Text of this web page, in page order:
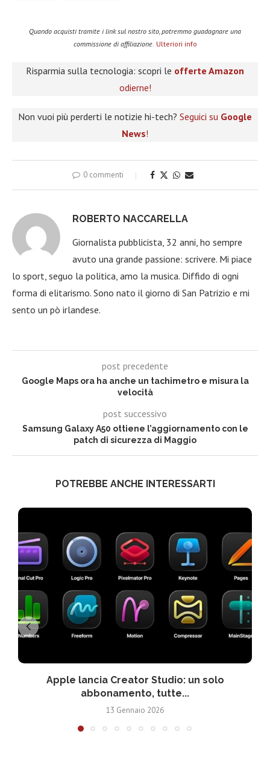
Quando acquisti tramite i link sul nostro sito, potremmo guadagnare una
commissione di affiliazione. Ulteriori info
Risparmia sulla tecnologia: scopri le offerte Amazon
odierne!
Non vuoi più perderti le notizie hi-tech? Seguici su Google
News!
0 commenti
ROBERTO NACCARELLA
Giornalista pubblicista, 32 anni, ho sempre
avuto una grande passione: scrivere. Mi piace
lo sport, seguo la politica, amo la musica. Diffido di ogni
forma di elitarismo. Sono nato il giorno di San Patrizio e mi
sento un pò irlandese.
post precedente
Google Maps ora ha anche un tachimetro e misura la
velocità
post successivo
Samsung Galaxy A50 ottiene l’aggiornamento con le
patch di sicurezza di Maggio
POTREBBE ANCHE INTERESSARTI
Apple lancia Creator Studio: un solo
abbonamento, tutte...
13 Gennaio 2026